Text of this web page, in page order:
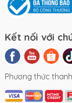
Kết nối với
Phương thức